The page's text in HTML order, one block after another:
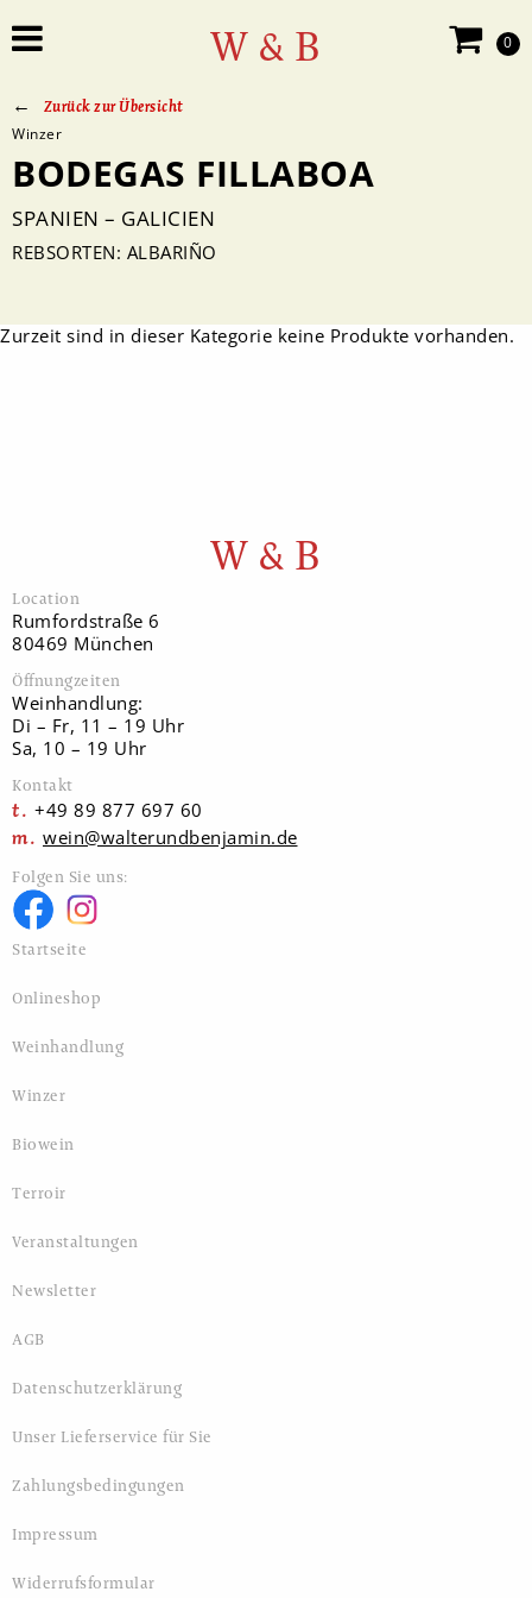
0
W & B
Zurück zur Übersicht
Winzer
BODEGAS FILLABOA
SPANIEN – GALICIEN
REBSORTEN: ALBARIÑO
Zurzeit sind in dieser Kategorie keine Produkte vorhanden.
W & B
Location
Rumfordstraße 6
80469 München
Öffnungzeiten
Weinhandlung:
Di – Fr, 11 – 19 Uhr
Sa, 10 – 19 Uhr
Kontakt
+49 89 877 697 60
wein@walterundbenjamin.de
Folgen Sie uns:
Startseite
Onlineshop
Weinhandlung
Winzer
Biowein
Terroir
Veranstaltungen
Newsletter
AGB
Datenschutzerklärung
Unser Lieferservice für Sie
Zahlungsbedingungen
Impressum
Widerrufsformular